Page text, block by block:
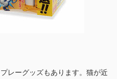
レーグッズもあります。猫が近